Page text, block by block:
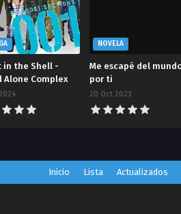
in the Shell -
Alone Complex
NOVELA
Me escapé del
por ti
20 Oct 2023
Inicio Lista Actualizados